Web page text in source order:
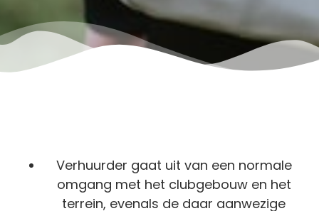
Verhuurder gaat uit van een normale
omgang met het clubgebouw en het
terrein, evenals de daar aanwezige